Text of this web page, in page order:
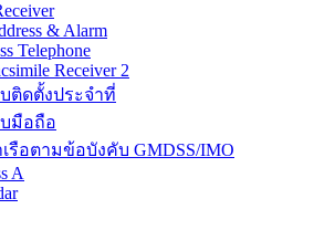
& Alarm
Telephone
Receiver 2
ติดตั้งประจำที่
มือถือ
รือตามข้อบังคับ GMDSS/IMO
A